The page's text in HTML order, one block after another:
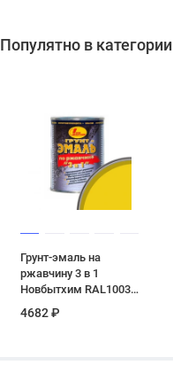
Популятно в категории
Грунт-эмаль на
ржавчину 3 в 1
Новбытхим RAL1003
4682 ₽